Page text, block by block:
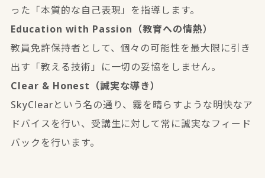
った「本質的な自己表現」を指導します。
Education with Passion（教育への情熱）
教員免許保持者として、個々の可能性を最大限に引き
出す「教える技術」に一切の妥協をしません。
Clear & Honest（誠実な導き）
SkyClearという名の通り、霧を晴らすような明快なア
ドバイスを行い、受講生に対して常に誠実なフィード
バックを行います。